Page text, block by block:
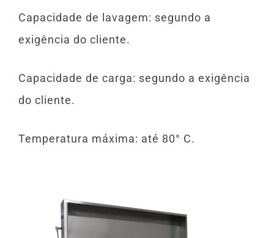
Capacidade de lavagem: segundo a
exigência do cliente.
Capacidade de carga: segundo a exigência
do cliente.
Temperatura máxima: até 80° C.